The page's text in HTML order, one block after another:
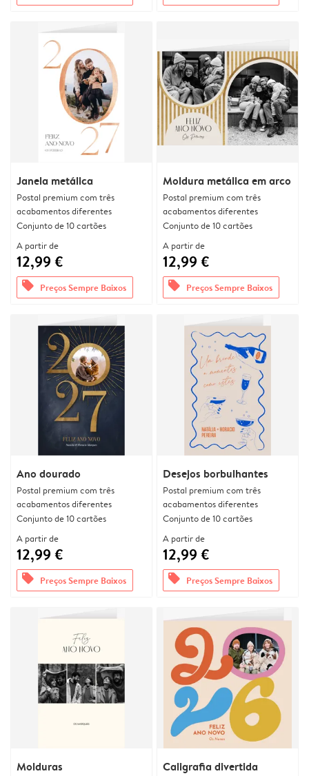
Janela metálica
Postal premium com três
acabamentos diferentes
Conjunto de 10 cartões
A partir de
12,99 €
offers Preços Sempre Baixos
Moldura metálica em arco
Postal premium com três
acabamentos diferentes
Conjunto de 10 cartões
A partir de
12,99 €
offers Preços Sempre Baixos
Ano dourado
Postal premium com três
acabamentos diferentes
Conjunto de 10 cartões
A partir de
12,99 €
offers Preços Sempre Baixos
Desejos borbulhantes
Postal premium com três
acabamentos diferentes
Conjunto de 10 cartões
A partir de
12,99 €
offers Preços Sempre Baixos
Molduras
Caligrafia divertida